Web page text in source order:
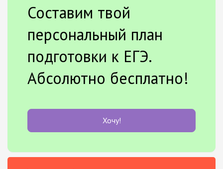
Составим твой
персональный план
подготовки к ЕГЭ.
Абсолютно бесплатно!
Хочу!